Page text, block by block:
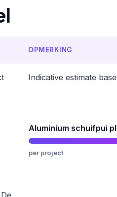
OPMERKING
Indicative estimate
Aluminium schuifpui
per project